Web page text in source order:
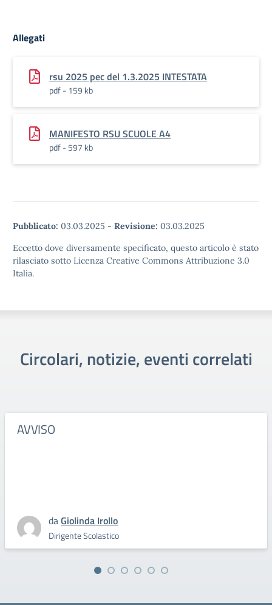
Allegati
rsu 2025 pec del 1.3.2025 INTESTATA
pdf - 159 kb
MANIFESTO RSU SCUOLE A4
pdf - 597 kb
Pubblicato: 03.03.2025 - Revisione: 03.03.2025
Eccetto dove diversamente specificato, questo articolo è stato
rilasciato sotto Licenza Creative Commons Attribuzione 3.0
Italia.
Circolari, notizie, eventi correlati
AVVISO
daGiolinda Irollo
Dirigente Scolastico